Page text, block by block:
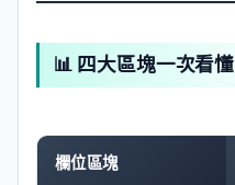
📊 四大區塊一次看懂
欄位區塊